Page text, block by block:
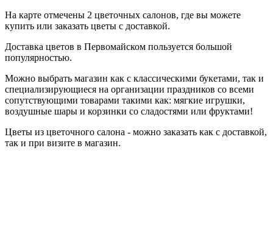
На карте отмечены 2 цветочных салонов, где вы можете
купить или заказать цветы с доставкой.
Доставка цветов в Первомайском пользуется большой
популярностью.
Можно выбрать магазин как с классическими букетами, так и
специализирующиеся на организации праздников со всеми
сопутствующими товарами такими как: мягкие игрушки,
воздушные шары и корзинки со сладостями или фруктами!
Цветы из цветочного салона - можно заказать как с доставкой,
так и при визите в магазин.